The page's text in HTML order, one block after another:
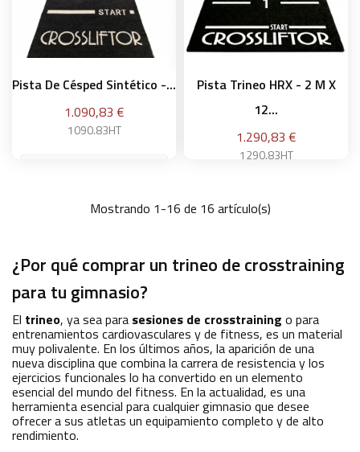
Pista De Césped Sintético -...
Precio
1.090,83 €
1090.83HT
Añadir a la cesta
Pista Trineo HRX - 2 M X
12...
Precio
1.290,83 €
1290.83HT
Mostrando 1-16 de 16 artículo(s)
¿Por qué comprar un trineo de crosstraining
para tu gimnasio?
El trineo, ya sea para sesiones de crosstraining o para
entrenamientos cardiovasculares y de fitness, es un material
muy polivalente. En los últimos años, la aparición de una
nueva disciplina que combina la carrera de resistencia y los
ejercicios funcionales lo ha convertido en un elemento
esencial del mundo del fitness. En la actualidad, es una
herramienta esencial para cualquier gimnasio que desee
ofrecer a sus atletas un equipamiento completo y de alto
rendimiento.